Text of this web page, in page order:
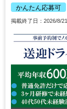
かんたん応募可
掲載終了日：2026/8/21